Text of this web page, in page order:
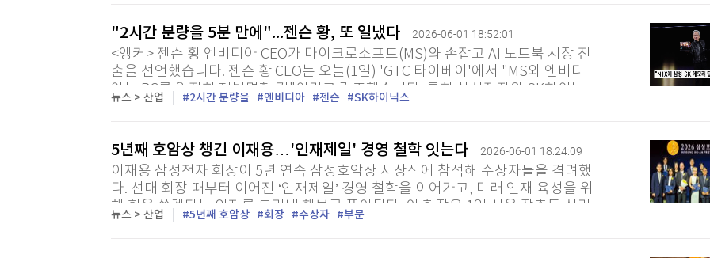
"2시간 분량을 5분 만에"...젠슨 황, 또 일냈다 2026-06-01 18:52:01
<앵커> 젠슨 황 엔비디아 CEO가 마이크로소프트(MS)와 손잡고 AI 노트북 시장 진
출을 선언했습니다. 젠슨 황 CEO는 오늘(1일) 'GTC 타이베이'에서 "MS와 엔비디
아는 PC를 완전히 재발명할 것"이라고 강조했습니다. 특히 삼성전자와 SK하이닉
스의 HBM이 탑재된 차세대 AI 가속기 '베라 루빈'의 생산도...
뉴스 > 산업 2시간 분량을 엔비디아 젠슨 SK하이닉스
5년째 호암상 챙긴 이재용…'인재제일' 경영 철학 잇는다 2026-06-01 18:24:09
이재용 삼성전자 회장이 5년 연속 삼성호암상 시상식에 참석해 수상자들을 격려했
다. 선대 회장 때부터 이어진 ‘인재제일’ 경영 철학을 이어가고, 미래 인재 육성을 위
해 힘을 쏟겠다는 의지를 드러낸 행보로 풀이된다. 이 회장은 1일 서울 장충동 신라
호텔에서 열린 호암상 시상식에 참석해 수상자들의 성과를...
뉴스 > 산업 5년째 호암상 회장 수상자 부문